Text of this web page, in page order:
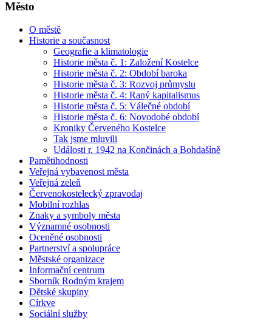
Město
O městě
Historie a současnost
Geografie a klimatologie
Historie města č. 1: Založení Kostelce
Historie města č. 2: Období baroka
Historie města č. 3: Rozvoj průmyslu
Historie města č. 4: Raný kapitalismus
Historie města č. 5: Válečné období
Historie města č. 6: Novodobé období
Kroniky Červeného Kostelce
Tak jsme mluvili
Události r. 1942 na Končinách a Bohdašíně
Pamětihodnosti
Veřejná vybavenost města
Veřejná zeleň
Červenokostelecký zpravodaj
Mobilní rozhlas
Znaky a symboly města
Významné osobnosti
Oceněné osobnosti
Partnerství a spolupráce
Městské organizace
Informační centrum
Sborník Rodným krajem
Dětské skupiny
Církve
Sociální služby